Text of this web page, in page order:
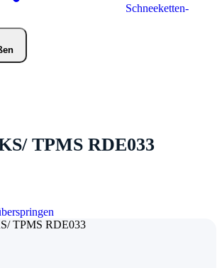
Schneeketten-
TPMS RDE033